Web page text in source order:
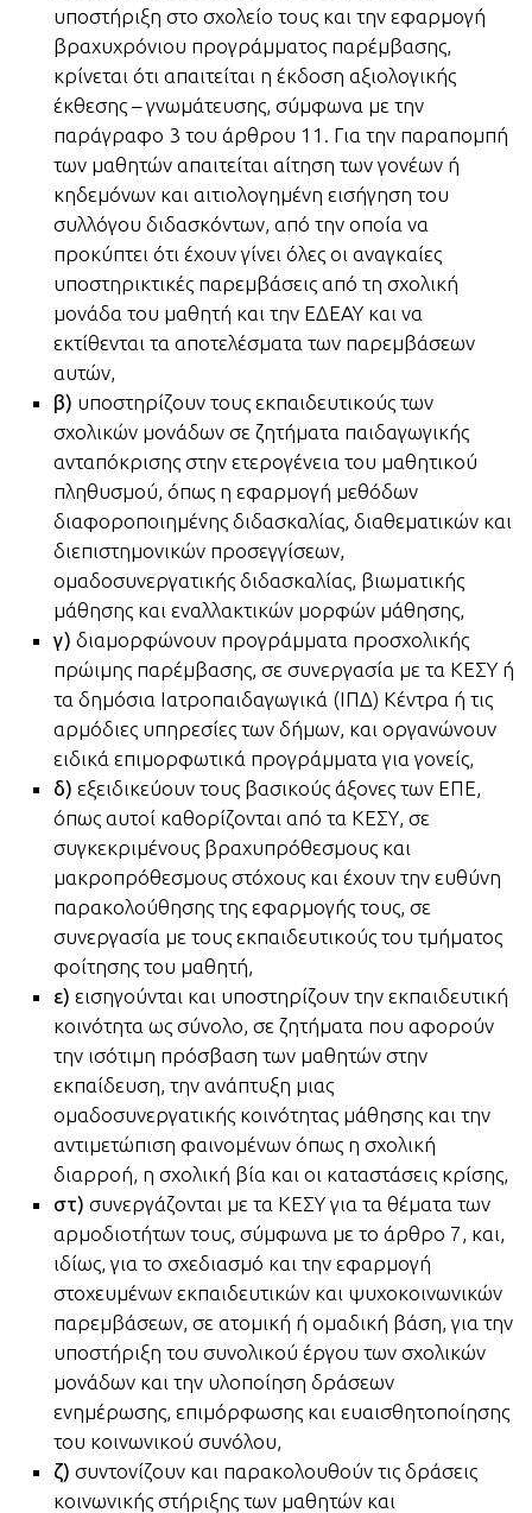
υποστήριξη στο σχολείο τους και την εφαρμογή
βραχυχρόνιου προγράμματος παρέμβασης,
κρίνεται ότι απαιτείται η έκδοση αξιολογικής
έκθεσης – γνωμάτευσης, σύμφωνα με την
παράγραφο 3 του άρθρου 11. Για την παραπομπή
των μαθητών απαιτείται αίτηση των γονέων ή
κηδεμόνων και αιτιολογημένη εισήγηση του
συλλόγου διδασκόντων, από την οποία να
προκύπτει ότι έχουν γίνει όλες οι αναγκαίες
υποστηρικτικές παρεμβάσεις από τη σχολική
μονάδα του μαθητή και την ΕΔΕΑΥ και να
εκτίθενται τα αποτελέσματα των παρεμβάσεων
αυτών,
β) υποστηρίζουν τους εκπαιδευτικούς των
σχολικών μονάδων σε ζητήματα παιδαγωγικής
ανταπόκρισης στην ετερογένεια του μαθητικού
πληθυσμού, όπως η εφαρμογή μεθόδων
διαφοροποιημένης διδασκαλίας, διαθεματικών και
διεπιστημονικών προσεγγίσεων,
ομαδοσυνεργατικής διδασκαλίας, βιωματικής
μάθησης και εναλλακτικών μορφών μάθησης,
γ) διαμορφώνουν προγράμματα προσχολικής
πρώιμης παρέμβασης, σε συνεργασία με τα ΚΕΣΥ ή
τα δημόσια Ιατροπαιδαγωγικά (ΙΠΔ) Κέντρα ή τις
αρμόδιες υπηρεσίες των δήμων, και οργανώνουν
ειδικά επιμορφωτικά προγράμματα για γονείς,
δ) εξειδικεύουν τους βασικούς άξονες των ΕΠΕ,
όπως αυτοί καθορίζονται από τα ΚΕΣΥ, σε
συγκεκριμένους βραχυπρόθεσμους και
μακροπρόθεσμους στόχους και έχουν την ευθύνη
παρακολούθησης της εφαρμογής τους, σε
συνεργασία με τους εκπαιδευτικούς του τμήματος
φοίτησης του μαθητή,
ε) εισηγούνται και υποστηρίζουν την εκπαιδευτική
κοινότητα ως σύνολο, σε ζητήματα που αφορούν
την ισότιμη πρόσβαση των μαθητών στην
εκπαίδευση, την ανάπτυξη μιας
ομαδοσυνεργατικής κοινότητας μάθησης και την
αντιμετώπιση φαινομένων όπως η σχολική
διαρροή, η σχολική βία και οι καταστάσεις κρίσης,
στ) συνεργάζονται με τα ΚΕΣΥ για τα θέματα των
αρμοδιοτήτων τους, σύμφωνα με το άρθρο 7, και,
ιδίως, για το σχεδιασμό και την εφαρμογή
στοχευμένων εκπαιδευτικών και ψυχοκοινωνικών
παρεμβάσεων, σε ατομική ή ομαδική βάση, για την
υποστήριξη του συνολικού έργου των σχολικών
μονάδων και την υλοποίηση δράσεων
ενημέρωσης, επιμόρφωσης και ευαισθητοποίησης
του κοινωνικού συνόλου,
ζ) συντονίζουν και παρακολουθούν τις δράσεις
κοινωνικής στήριξης των μαθητών και